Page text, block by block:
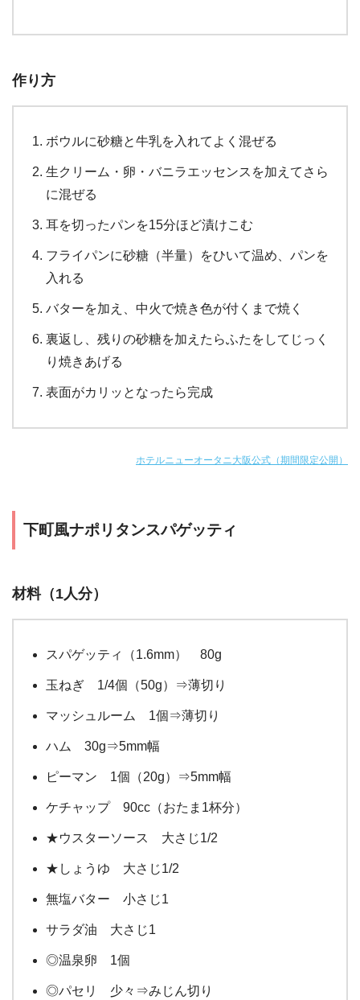
作り方
ボウルに砂糖と牛乳を入れてよく混ぜる
生クリーム・卵・バニラエッセンスを加えてさら
に混ぜる
耳を切ったパンを15分ほど漬けこむ
フライパンに砂糖（半量）をひいて温め、パンを
入れる
バターを加え、中火で焼き色が付くまで焼く
裏返し、残りの砂糖を加えたらふたをしてじっく
り焼きあげる
表面がカリッとなったら完成
ホテルニューオータニ大阪公式（期間限定公開）
下町風ナポリタンスパゲッティ
材料（1人分）
スパゲッティ（1.6mm） 80g
玉ねぎ 1/4個（50g）⇒薄切り
マッシュルーム 1個⇒薄切り
ハム 30g⇒5mm幅
ピーマン 1個（20g）⇒5mm幅
ケチャップ 90cc（おたま1杯分）
★ウスターソース 大さじ1/2
★しょうゆ 大さじ1/2
無塩バター 小さじ1
サラダ油 大さじ1
◎温泉卵 1個
◎パセリ 少々⇒みじん切り